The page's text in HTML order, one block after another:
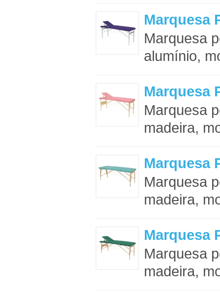
Marquesa
Marquesa
alumínio,
Marquesa
Marquesa
madeira,
Marquesa
Marquesa
madeira,
Marquesa
Marquesa
madeira,